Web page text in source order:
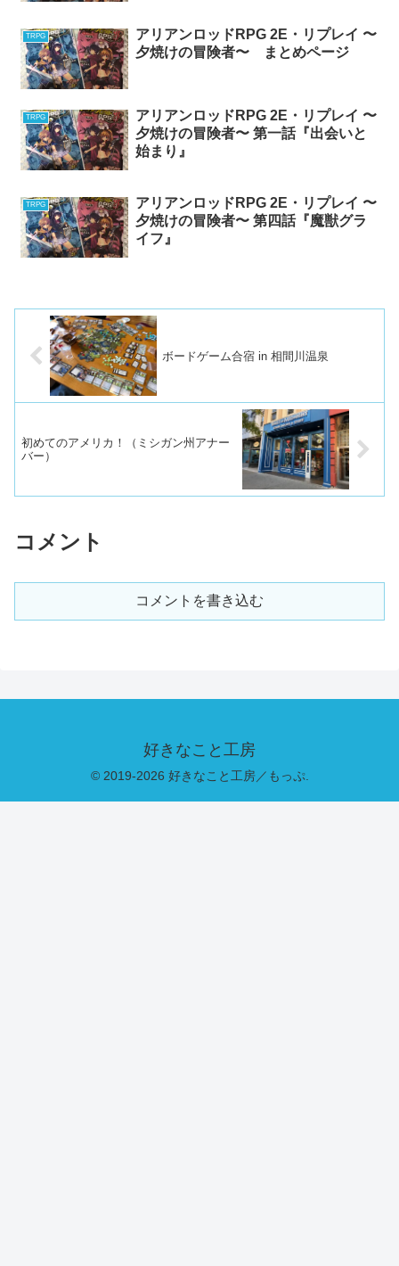
TRPG
アリアンロッドRPG 2E・リプレイ 〜
夕焼けの冒険者〜 まとめページ
TRPG
アリアンロッドRPG 2E・リプレイ 〜
夕焼けの冒険者〜 第一話『出会いと
始まり』
TRPG
アリアンロッドRPG 2E・リプレイ 〜
夕焼けの冒険者〜 第四話『魔獣グラ
イフ』
ボードゲーム合宿 in 相間川温泉
初めてのアメリカ！（ミシガン州アナー
バー）
コメント
コメントを書き込む
好きなこと工房
© 2019-2026 好きなこと工房／もっぷ.